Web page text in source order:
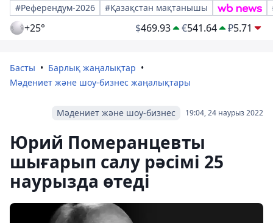
#Референдум-2026
#Қазақстан мақтанышы
+25° $469.93 €541.64 ₽5.71
Басты
Барлық жаңалықтар
Мәдениет және шоу-бизнес жаңалықтары
19:04, 24 наурыз 2022
Мәдениет және шоу-бизнес
Юрий Померанцевты
шығарып салу рәсімі 25
наурызда өтеді